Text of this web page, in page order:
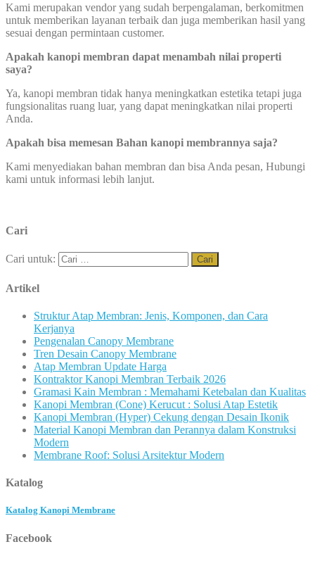
Kami merupakan vendor yang sudah berpengalaman, berkomitmen
untuk memberikan layanan terbaik dan juga memberikan hasil yang
sesuai dengan permintaan customer.
Apakah kanopi membran dapat menambah nilai properti
saya?
Ya, kanopi membran tidak hanya meningkatkan estetika tetapi juga
fungsionalitas ruang luar, yang dapat meningkatkan nilai properti
Anda.
Apakah bisa memesan Bahan kanopi membrannya saja?
Kami menyediakan bahan membran dan bisa Anda pesan, Hubungi
kami untuk informasi lebih lanjut.
Cari
Cari untuk:
Artikel
Struktur Atap Membran: Jenis, Komponen, dan Cara
Kerjanya
Pengenalan Canopy Membrane
Tren Desain Canopy Membrane
Atap Membran Update Harga
Kontraktor Kanopi Membran Terbaik 2026
Gramasi Kain Membran : Memahami Ketebalan dan Kualitas
Kanopi Membran (Cone) Kerucut : Solusi Atap Estetik
Kanopi Membran (Hyper) Cekung dengan Desain Ikonik
Material Kanopi Membran dan Perannya dalam Konstruksi
Modern
Membrane Roof: Solusi Arsitektur Modern
Katalog
Katalog Kanopi Membrane
Facebook